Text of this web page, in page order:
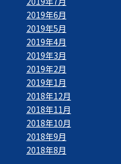
2019年6月
2019年5月
2019年4月
2019年3月
2019年2月
2019年1月
2018年12月
2018年11月
2018年10月
2018年9月
2018年8月